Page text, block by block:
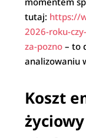
tutaj: https://
2026-roku-
za-pozno – to
analizowaniu
Koszt